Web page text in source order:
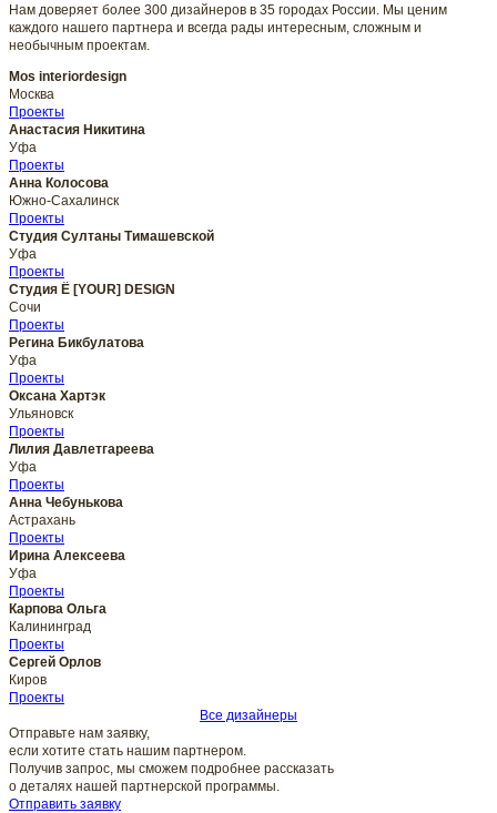
Нам доверяет более 300 дизайнеров в 35 городах России. Мы ценим
каждого нашего партнера и всегда рады интересным, сложным и
необычным проектам.
Mos interiordesign
Москва
Проекты
Анастасия Никитина
Уфа
Проекты
Анна Колосова
Южно-Сахалинск
Проекты
Студия Султаны Тимашевской
Уфа
Проекты
Студия Ё [YOUR] DESIGN
Сочи
Проекты
Регина Бикбулатова
Уфа
Проекты
Оксана Хартэк
Ульяновск
Проекты
Лилия Давлетгареева
Уфа
Проекты
Анна Чебунькова
Астрахань
Проекты
Ирина Алексеева
Уфа
Проекты
Карпова Ольга
Калининград
Проекты
Сергей Орлов
Киров
Проекты
Все дизайнеры
Отправьте нам заявку,
если хотите стать нашим партнером.
Получив запрос, мы сможем подробнее рассказать
о деталях нашей партнерской программы.
Отправить заявку